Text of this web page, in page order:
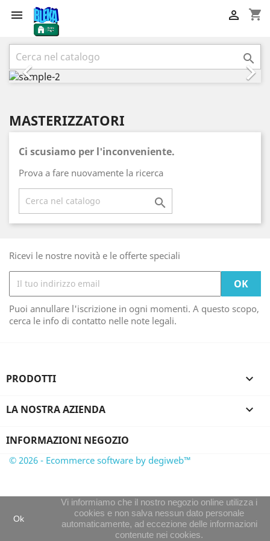
 shopping_cart



Precedente

MASTERIZZATORI
Ci scusiamo per l'inconveniente.
Prova a fare nuovamente la ricerca

Ricevi le nostre novità e le offerte speciali
Puoi annullare l'iscrizione in ogni momenti. A questo scopo,
cerca le info di contatto nelle note legali.
PRODOTTI 
LA NOSTRA AZIENDA 
INFORMAZIONI NEGOZIO
Ok
Vi informiamo che il nostro negozio online utilizza i
cookies e non salva nessun dato personale
automaticamente, ad eccezione delle informazioni
contenute nei cookies.
© 2026 - Ecommerce software by degiweb™